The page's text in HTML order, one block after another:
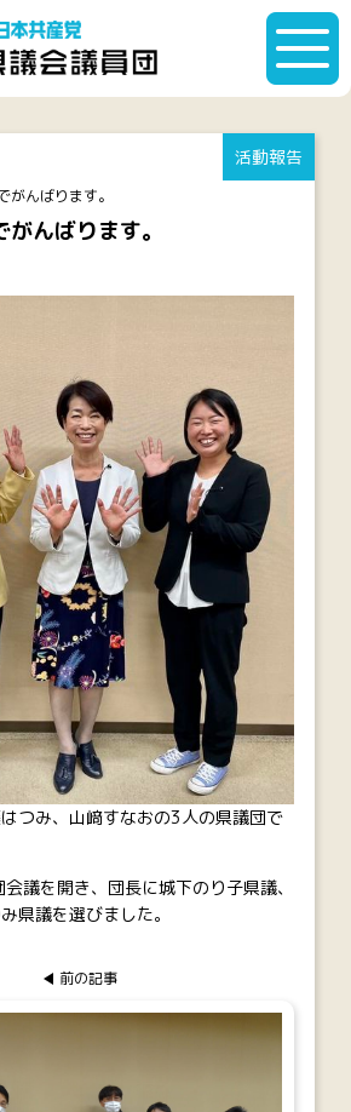
がんばります。
んばります。
活動報告
つみ、山﨑すなおの3人の県議団で
議を開き、団長に城下のり子県議、
県議を選びました。
前の記事